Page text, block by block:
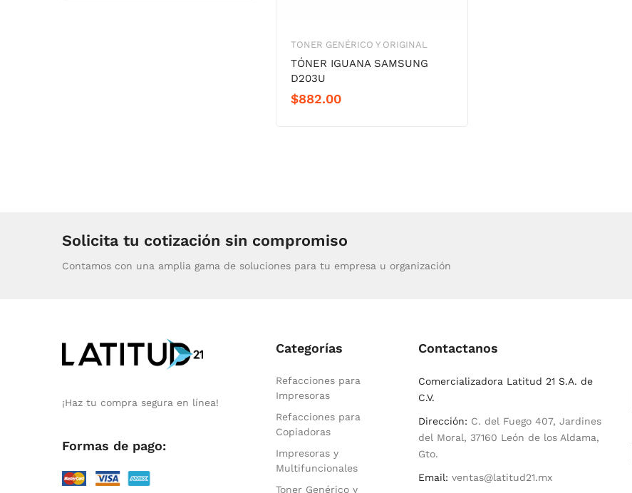
TONER GENÉRICO Y ORIGINAL
TÓNER IGUANA SAMSUNG
D203U
$882.00
Solicita tu cotización sin compromiso
Contamos con una amplia gama de soluciones para tu empresa u organización
¡Haz tu compra segura en línea!
Formas de pago:
Categorías
Refacciones para
Impresoras
Refacciones para
Copiadoras
Impresoras y
Multifuncionales
Toner Genérico y
Contactanos
Comercializadora Latitud 21 S.A. de
C.V.
Dirección: C. del Fuego 407, Jardines
del Moral, 37160 León de los Aldama,
Gto.
Email: ventas@latitud21.mx